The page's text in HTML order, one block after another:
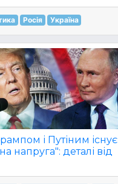
Росія Україна
і Путіним існує
напруга": деталі від